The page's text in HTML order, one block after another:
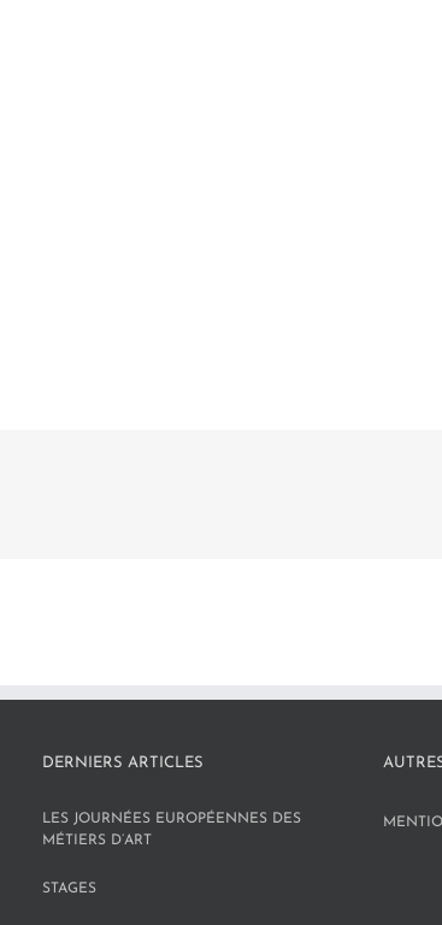
DERNIERS ARTICLES
LES JOURNÉES EUROPÉENNES DES
MÉTIERS D’ART
STAGES